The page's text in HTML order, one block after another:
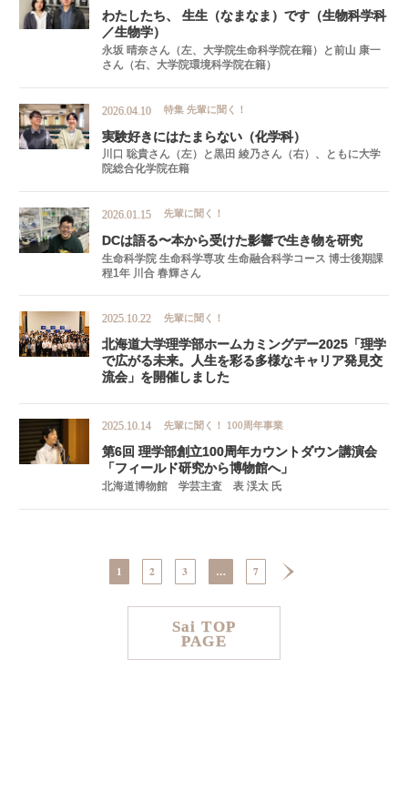
わたしたち、 生生 （なまなま） です （生物科学科
／生物学）
永坂 晴奈さん（左、大学院生命科学院在籍）と前山 康一
さん（右、大学院環境科学院在籍）
2026.04.10 特集 先輩に聞く！
実験好きにはたまらない （化学科）
川口 聡貴さん（左）と黒田 綾乃さん（右）、ともに大学
院総合化学院在籍
2026.01.15 先輩に聞く！
DCは語る〜本から受けた影響で生き物を研究
生命科学院 生命科学専攻 生命融合科学コース 博士後期課
程1年 川合 春輝さん
2025.10.22 先輩に聞く！
北海道大学理学部ホームカミングデー2025 「理学
で広がる未来。 人生を彩る多様なキャリア発見交
流会」を開催しました
2025.10.14 先輩に聞く！ 100周年事業
第6回 理学部創立100周年カウントダウン講演会
「フィールド研究から博物館へ」
北海道博物館 学芸主査 表 渓太 氏
1 2 3 … 7
Sai TOP
PAGE